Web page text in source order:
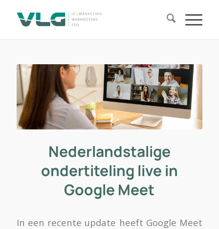
Nederlandstalige
ondertiteling live in
Google Meet
In een recente update heeft Google Meet